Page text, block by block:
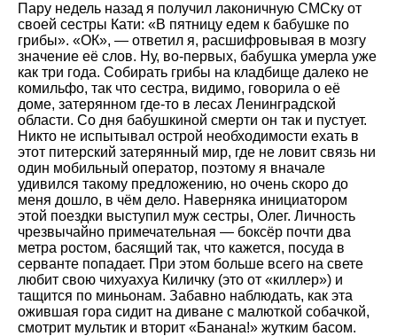
Пару недель назад я получил лаконичную СМСку от
своей сестры Кати: «В пятницу едем к бабушке по
грибы». «ОК», — ответил я, расшифровывая в мозгу
значение её слов. Ну, во-первых, бабушка умерла уже
как три года. Собирать грибы на кладбище далеко не
комильфо, так что сестра, видимо, говорила о её
доме, затерянном где-то в лесах Ленинградской
области. Со дня бабушкиной смерти он так и пустует.
Никто не испытывал острой необходимости ехать в
этот питерский затерянный мир, где не ловит связь ни
один мобильный оператор, поэтому я вначале
удивился такому предложению, но очень скоро до
меня дошло, в чём дело. Наверняка инициатором
этой поездки выступил муж сестры, Олег. Личность
чрезвычайно примечательная — боксёр почти два
метра ростом, басящий так, что кажется, посуда в
серванте попадает. При этом больше всего на свете
любит свою чихуахуа Киличку (это от «киллер») и
тащится по миньонам. Забавно наблюдать, как эта
ожившая гора сидит на диване с малюткой собачкой,
смотрит мультик и вторит «Банана!» жутким басом.